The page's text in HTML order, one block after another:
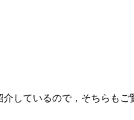
介しているので，そちらもご